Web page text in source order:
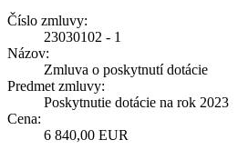
Číslo zmluvy:
23030102 - 1
Názov:
Zmluva o poskytnutí dotácie
Predmet zmluvy:
Poskytnutie dotácie na rok 2023
Cena:
6 840,00 EUR